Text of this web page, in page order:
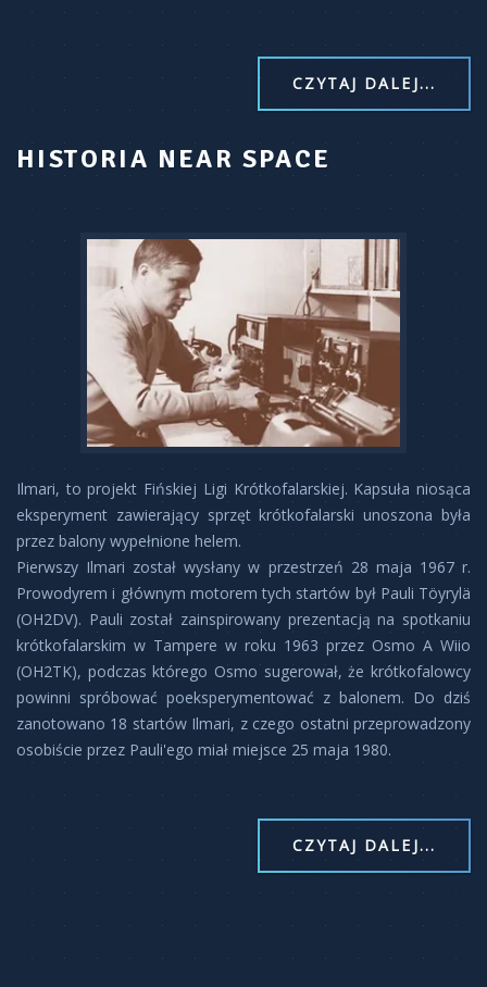
CZYTAJ DALEJ...
HISTORIA NEAR SPACE
Ilmari, to projekt Fińskiej Ligi Krótkofalarskiej. Kapsuła niosąca
eksperyment zawierający sprzęt krótkofalarski unoszona była
przez balony wypełnione helem.
Pierwszy Ilmari został wysłany w przestrzeń 28 maja 1967 r.
Prowodyrem i głównym motorem tych startów był Pauli Töyrylä
(OH2DV). Pauli został zainspirowany prezentacją na spotkaniu
krótkofalarskim w Tampere w roku 1963 przez Osmo A Wiio
(OH2TK), podczas którego Osmo sugerował, że krótkofalowcy
powinni spróbować poeksperymentować z balonem. Do dziś
zanotowano 18 startów Ilmari, z czego ostatni przeprowadzony
osobiście przez Pauli'ego miał miejsce 25 maja 1980.
CZYTAJ DALEJ...